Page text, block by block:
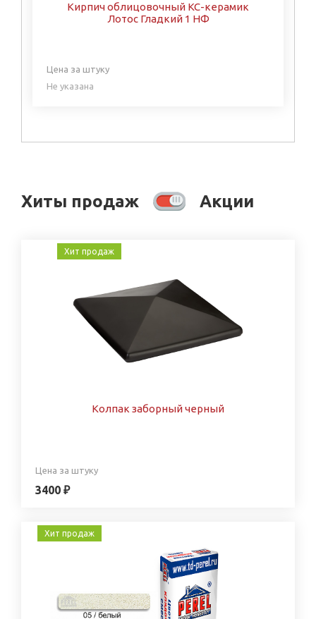
Кирпич облицовочный КС-керамик
Лотос Гладкий 1 НФ
Цена за штуку
Не указана
Хиты продаж Акции
Хит продаж
Колпак заборный черный
Цена за штуку
3400 ₽
Хит продаж